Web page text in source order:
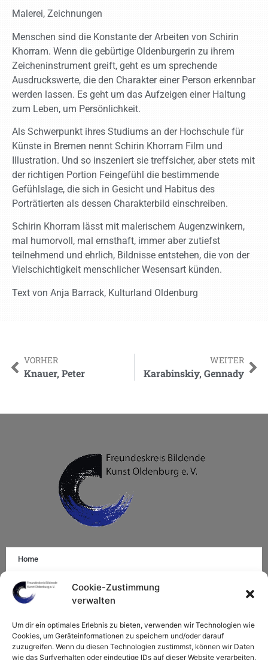
Cookie-Zustimmung
verwalten
Um dir ein optimales Erlebnis zu bieten, verwenden wir Technologien wie
Cookies, um Geräteinformationen zu speichern und/oder darauf
zuzugreifen. Wenn du diesen Technologien zustimmst, können wir Daten
wie das Surfverhalten oder eindeutige IDs auf dieser Website verarbeiten.
Malerei, Zeichnungen
Menschen sind die Konstante der Arbeiten von Schirin
Khorram. Wenn die gebürtige Oldenburgerin zu ihrem
Zeicheninstrument greift, geht es um sprechende
Ausdruckswerte, die den Charakter einer Person erkennbar
werden lassen. Es geht um das Aufzeigen einer Haltung
zum Leben, um Persönlichkeit.
Als Schwerpunkt ihres Studiums an der Hochschule für
Künste in Bremen nennt Schirin Khorram Film und
Illustration. Und so inszeniert sie treffsicher, aber stets mit
der richtigen Portion Feingefühl die bestimmende
Gefühlslage, die sich in Gesicht und Habitus des
Porträtierten als dessen Charakterbild einschreiben.
Schirin Khorram lässt mit malerischem Augenzwinkern,
mal humorvoll, mal ernsthaft, immer aber zutiefst
teilnehmend und ehrlich, Bildnisse entstehen, die von der
Vielschichtigkeit menschlicher Wesensart künden.
Text von Anja Barrack, Kulturland Oldenburg
VORHER
Knauer, Peter
WEITER
Karabinskiy, Gennady
Home
Impressum
Datenschutzerklärung
Cookie-Richtlinie (EU)